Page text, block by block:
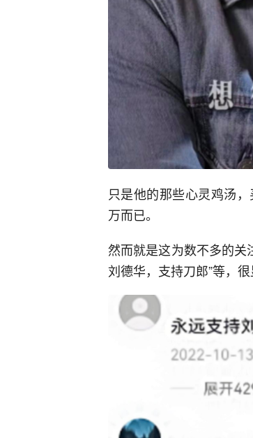
只是他的那些心灵鸡汤
万而已。
然而就是这为数不多的关
刘德华，支持刀郎”等，很